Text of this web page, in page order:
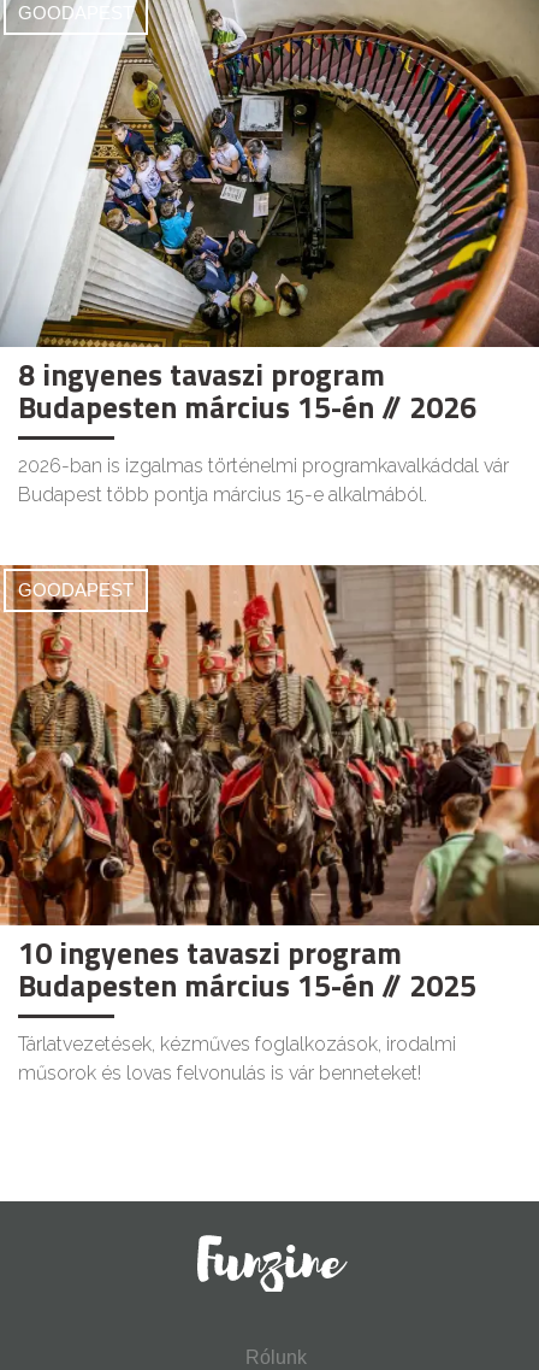
GOODAPEST
8 ingyenes tavaszi program
Budapesten március 15-én // 2026
2026-ban is izgalmas történelmi programkavalkáddal vár
Budapest több pontja március 15-e alkalmából.
GOODAPEST
10 ingyenes tavaszi program
Budapesten március 15-én // 2025
Tárlatvezetések, kézműves foglalkozások, irodalmi
műsorok és lovas felvonulás is vár benneteket!
Rólunk